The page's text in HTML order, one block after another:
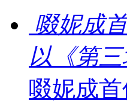
啜妮成
以《第
啜妮成